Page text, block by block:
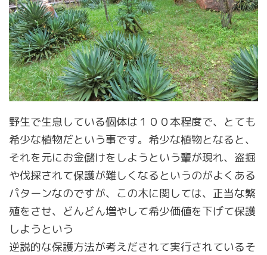
野生で生息している個体は１００本程度で、とても
希少な植物だという事です。希少な植物となると、
それを元にお金儲けをしようという輩が現れ、盗掘
や伐採されて保護が難しくなるというのがよくある
パターンなのですが、この木に関しては、正当な繁
殖をさせ、どんどん増やして希少価値を下げて保護
しようという
逆説的な保護方法が考えだされて実行されているそ